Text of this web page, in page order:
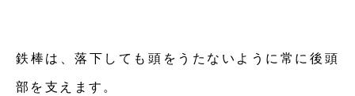
鉄棒は、落下しても頭をうたないように常に後頭
部を支えます。